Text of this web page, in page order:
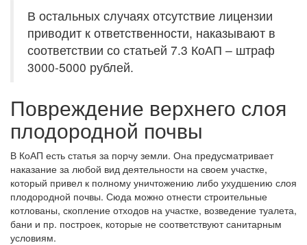
В остальных случаях отсутствие лицензии
приводит к ответственности, наказывают в
соответствии со статьей 7.3 КоАП – штраф
3000-5000 рублей.
Повреждение верхнего слоя
плодородной почвы
В КоАП есть статья за порчу земли. Она предусматривает
наказание за любой вид деятельности на своем участке,
который привел к полному уничтожению либо ухудшению слоя
плодородной почвы. Сюда можно отнести строительные
котлованы, скопление отходов на участке, возведение туалета,
бани и пр. построек, которые не соответствуют санитарным
условиям.